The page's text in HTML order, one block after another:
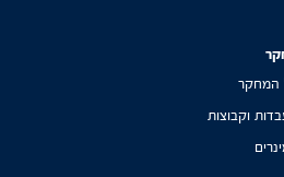
המחקר
וקבוצות